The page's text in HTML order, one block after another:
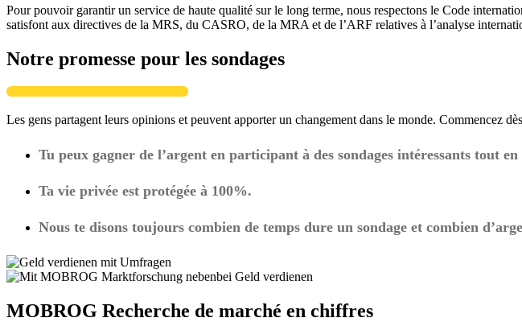
Pour pouvoir garantir un service de haute qualité sur le long terme, nous respectons le Code
satisfont aux directives de la MRS, du CASRO, de la MRA et de l’ARF relatives à l’analyse
Notre promesse pour les sondages
Les gens partagent leurs opinions et peuvent apporter un changement dans le monde. Commencez
Tu peux gagner de l’argent en participant à des sondages intéressants tout
Ta vie privée est protégée à 100%.
Nous te disons toujours combien de temps dure un sondage et combien
MOBROG Recherche de marché en chiffres